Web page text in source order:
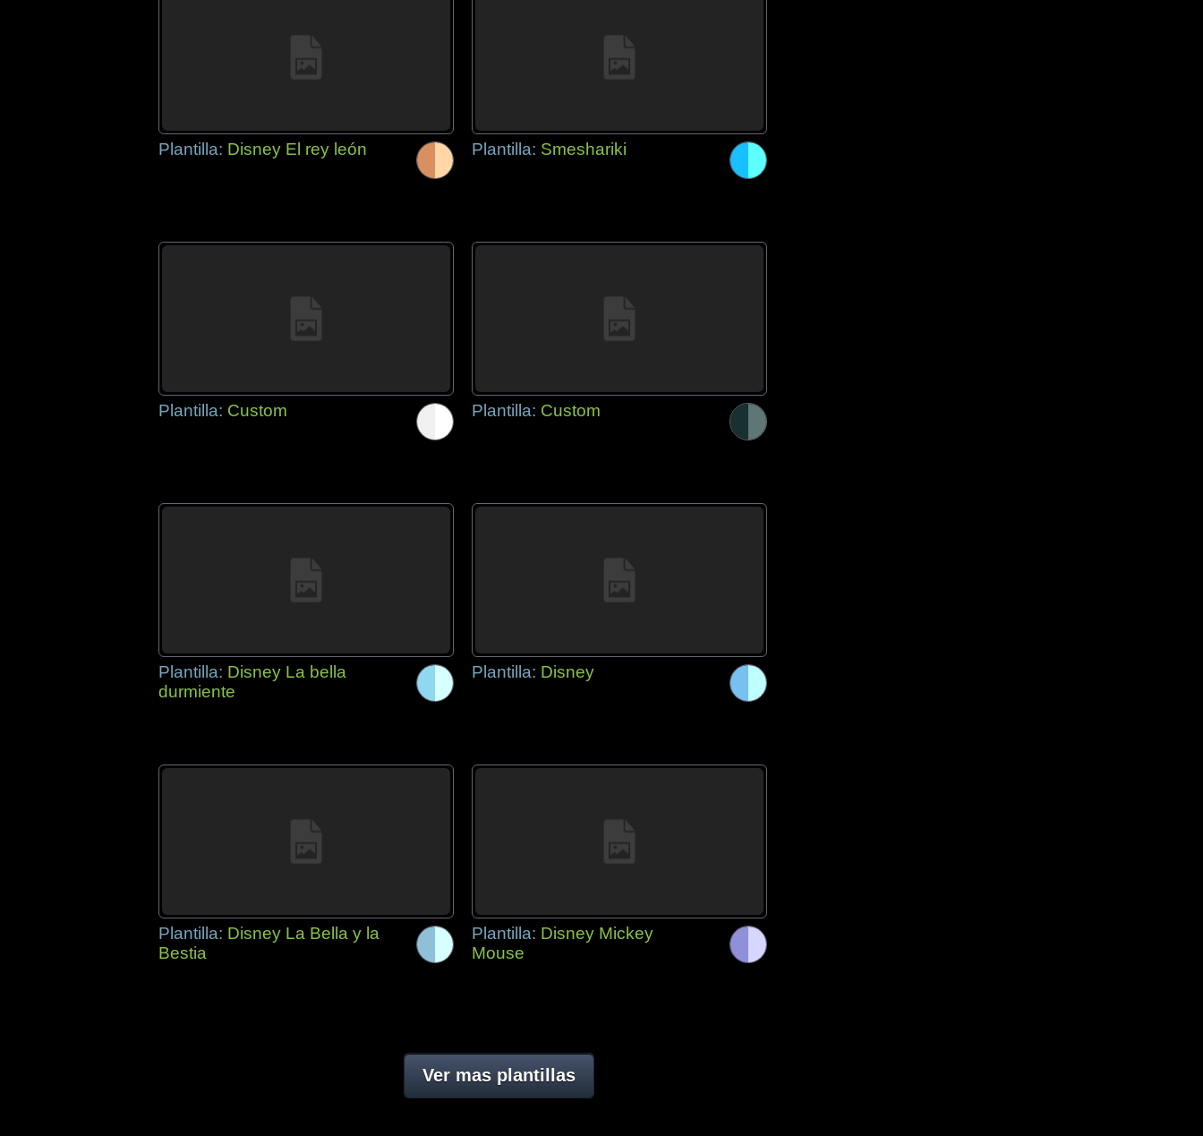
Plantilla: Disney El rey león Plantilla: Smeshariki
Plantilla: Custom Plantilla: Custom
Plantilla: Disney La bella
durmiente
Plantilla: Disney
Plantilla: Disney La Bella y la
Bestia
Plantilla: Disney Mickey
Mouse
Ver mas plantillas